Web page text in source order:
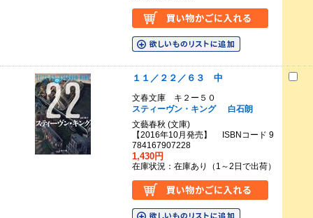
１１／２２／６３ 中
文春文庫 キ２ー５０
スティーヴン・キング
白石朗
文藝春秋 (文庫)
【2016年10月発売】 ISBNコード 9
784167907228
1,430円
在庫状況：在庫あり（1～2日で出荷）